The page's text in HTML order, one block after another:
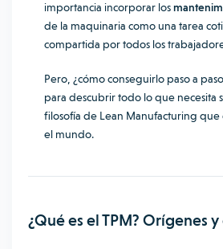
importancia incorporar los
de la maquinaria como una tarea
compartida por todos los
Pero, ¿cómo conseguirlo paso a
para descubrir todo lo que necesita
filosofía de Lean Manufacturing que
el mundo.
¿Qué es el TPM? Orígenes